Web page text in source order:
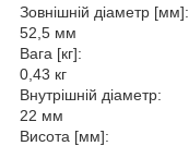
Зовнішній діаметр [мм]:
52,5 мм
Вага [кг]:
0,43 кг
Внутрішній діаметр:
22 мм
Висота [мм]: